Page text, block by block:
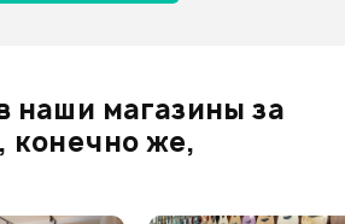
0.0
наши магазины за
конечно же,